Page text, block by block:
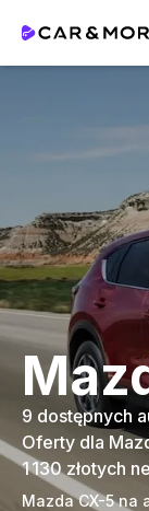
9 dostępnych
Oferty dla
1 130 złotych
Mazda CX-5 na